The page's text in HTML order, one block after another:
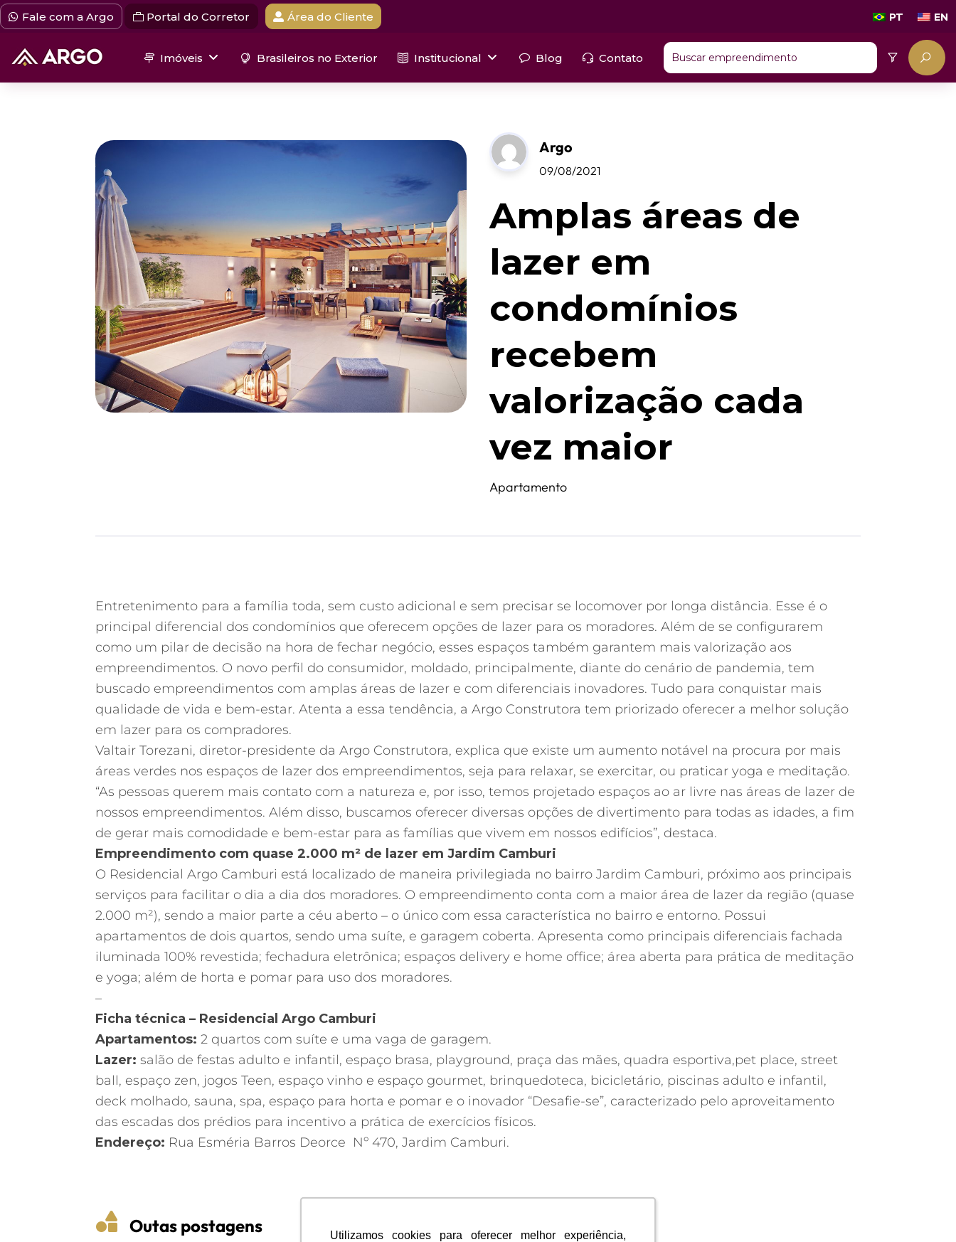
Utilizamos cookies para oferecer melhor experiência,
Utilizamos cookies para oferecer melhor experiência,
Fale com a Argo Portal do Corretor Área do Cliente PT EN
Imóveis Brasileiros no Exterior Institucional Blog Contato
Argo
09/08/2021
Amplas áreas de
lazer em
condomínios
recebem
valorização cada
vez maior
Apartamento
Entretenimento para a família toda, sem custo adicional e sem precisar se locomover por longa distância. Esse é o
principal diferencial dos condomínios que oferecem opções de lazer para os moradores. Além de se configurarem
como um pilar de decisão na hora de fechar negócio, esses espaços também garantem mais valorização aos
empreendimentos. O novo perfil do consumidor, moldado, principalmente, diante do cenário de pandemia, tem
buscado empreendimentos com amplas áreas de lazer e com diferenciais inovadores. Tudo para conquistar mais
qualidade de vida e bem-estar. Atenta a essa tendência, a Argo Construtora tem priorizado oferecer a melhor solução
em lazer para os compradores.
Valtair Torezani, diretor-presidente da Argo Construtora, explica que existe um aumento notável na procura por mais
áreas verdes nos espaços de lazer dos empreendimentos, seja para relaxar, se exercitar, ou praticar yoga e meditação.
“As pessoas querem mais contato com a natureza e, por isso, temos projetado espaços ao ar livre nas áreas de lazer de
nossos empreendimentos. Além disso, buscamos oferecer diversas opções de divertimento para todas as idades, a fim
de gerar mais comodidade e bem-estar para as famílias que vivem em nossos edifícios”, destaca.
Empreendimento com quase 2.000 m² de lazer em Jardim Camburi
O Residencial Argo Camburi está localizado de maneira privilegiada no bairro Jardim Camburi, próximo aos principais
serviços para facilitar o dia a dia dos moradores. O empreendimento conta com a maior área de lazer da região (quase
2.000 m²), sendo a maior parte a céu aberto – o único com essa característica no bairro e entorno. Possui
apartamentos de dois quartos, sendo uma suíte, e garagem coberta. Apresenta como principais diferenciais fachada
iluminada 100% revestida; fechadura eletrônica; espaços delivery e home office; área aberta para prática de meditação
e yoga; além de horta e pomar para uso dos moradores.
–
Ficha técnica – Residencial Argo Camburi
Apartamentos: 2 quartos com suíte e uma vaga de garagem.
Lazer: salão de festas adulto e infantil, espaço brasa, playground, praça das mães, quadra esportiva,pet place, street
ball, espaço zen, jogos Teen, espaço vinho e espaço gourmet, brinquedoteca, bicicletário, piscinas adulto e infantil,
deck molhado, sauna, spa, espaço para horta e pomar e o inovador “Desafie-se”, caracterizado pelo aproveitamento
das escadas dos prédios para incentivo a prática de exercícios físicos.
Endereço: Rua Esméria Barros Deorce Nº 470, Jardim Camburi.
 Outas postagens